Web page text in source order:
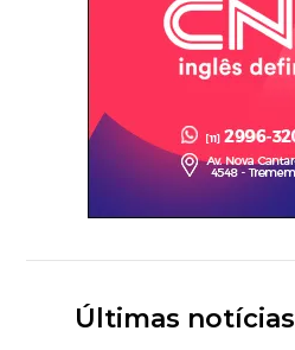
Últimas notícias